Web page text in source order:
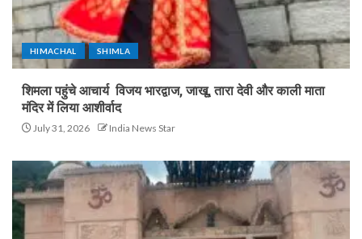
HIMACHAL SHIMLA
शिमला पहुंचे आचार्य विजय भारद्वाज, जाखू, तारा देवी और काली माता
मंदिर में लिया आशीर्वाद
July 31, 2026 India News Star